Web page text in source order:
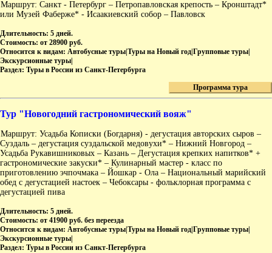
Маршрут: Санкт - Петербург – Петропавловская крепость – Кронштадт*
или Музей Фаберже* - Исаакиевский собор – Павловск
Длительность: 5 дней.
Стоимость: от 28900 руб.
Относится к видам: Автобусные туры|Туры на Новый год|Групповые туры|
Экскурсионные туры|
Раздел: Туры в России из Санкт-Петербурга
Программа тура
Тур "Новогодний гастрономический вояж"
Маршрут: Усадьба Кописки (Богдарня) - дегустация авторских сыров –
Суздаль – дегустация суздальской медовухи* – Нижний Новгород –
Усадьба Рукавишниковых – Казань – Дегустация крепких напитков* +
гастрономические закуски* – Кулинарный мастер - класс по
приготовлению эчпочмака – Йошкар - Ола – Национальный марийский
обед с дегустацией настоек – Чебоксары - фольклорная программа с
дегустацией пива
Длительность: 5 дней.
Стоимость: от 41900 руб. без переезда
Относится к видам: Автобусные туры|Туры на Новый год|Групповые туры|
Экскурсионные туры|
Раздел: Туры в России из Санкт-Петербурга